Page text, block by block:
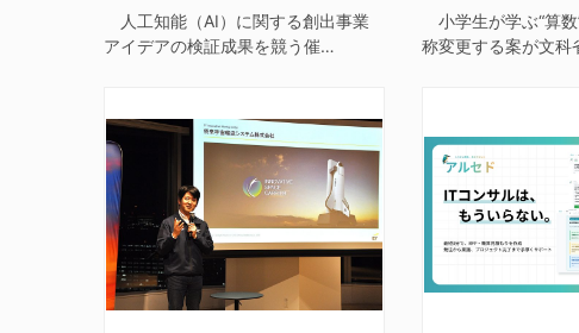
人工知能（AI）に関する創出事業
アイデアの検証成果を競う催…
小学生が学ぶ“算
称変更する案が文科